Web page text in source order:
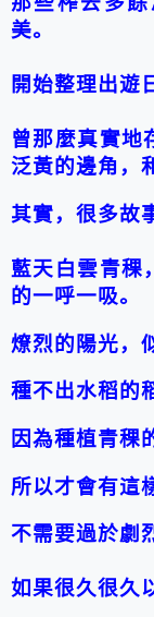
美。
開始整理出遊
曾那麼真實地
泛黃的邊角，
其實，很多故
藍天白雲青稞，
的一呼一吸。
燎烈的陽光，
種不出水稻的
因為種植青稞
所以才會有這
不需要過於劇
如果很久很久